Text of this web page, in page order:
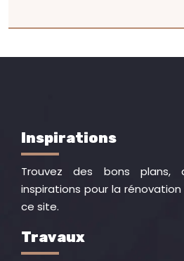
Inspirations
Trouvez des bons
inspirations pour la
ce site.
Travaux